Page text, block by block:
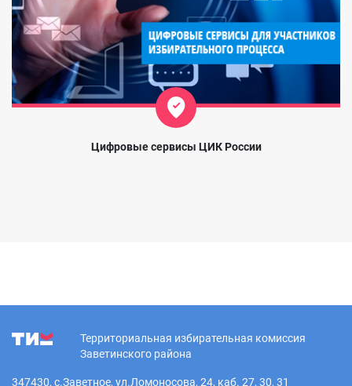
Цифровые сервисы ЦИК России
Территориальная избирательная комиссия
Заветинского района
347430, с.Заветное, ул.Ломоносова, 24, каб. 27, 30, 31